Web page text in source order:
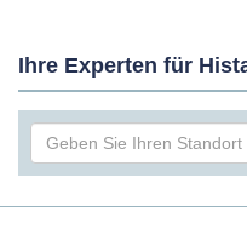
Ihre Experten für